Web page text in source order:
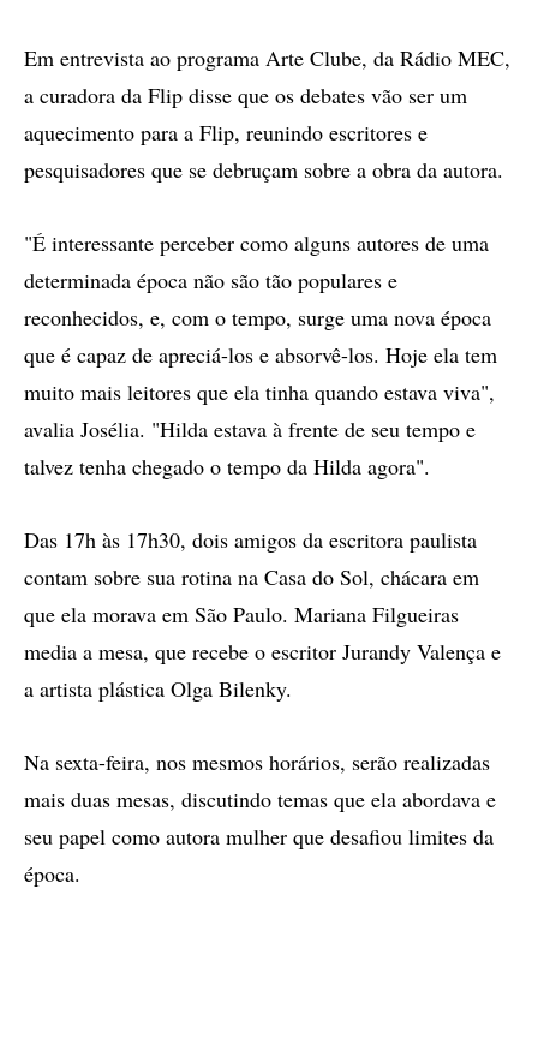
Em entrevista ao programa Arte Clube, da Rádio MEC,
a curadora da Flip disse que os debates vão ser um
aquecimento para a Flip, reunindo escritores e
pesquisadores que se debruçam sobre a obra da autora.
"É interessante perceber como alguns autores de uma
determinada época não são tão populares e
reconhecidos, e, com o tempo, surge uma nova época
que é capaz de apreciá-los e absorvê-los. Hoje ela tem
muito mais leitores que ela tinha quando estava viva",
avalia Josélia. "Hilda estava à frente de seu tempo e
talvez tenha chegado o tempo da Hilda agora".
Das 17h às 17h30, dois amigos da escritora paulista
contam sobre sua rotina na Casa do Sol, chácara em
que ela morava em São Paulo. Mariana Filgueiras
media a mesa, que recebe o escritor Jurandy Valença e
a artista plástica Olga Bilenky.
Na sexta-feira, nos mesmos horários, serão realizadas
mais duas mesas, discutindo temas que ela abordava e
seu papel como autora mulher que desafiou limites da
época.